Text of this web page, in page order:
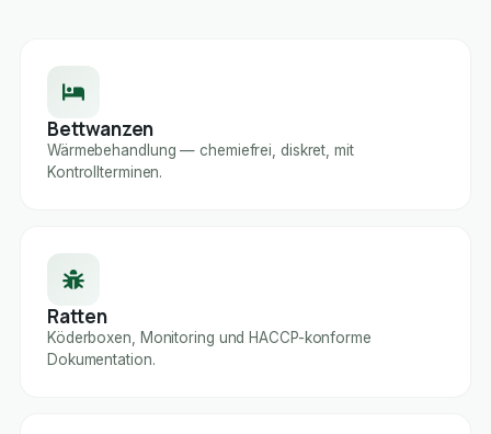
Bettwanzen
Wärmebehandlung — chemiefrei, diskret, mit
Kontrollterminen.
Ratten
Köderboxen, Monitoring und HACCP-konforme
Dokumentation.